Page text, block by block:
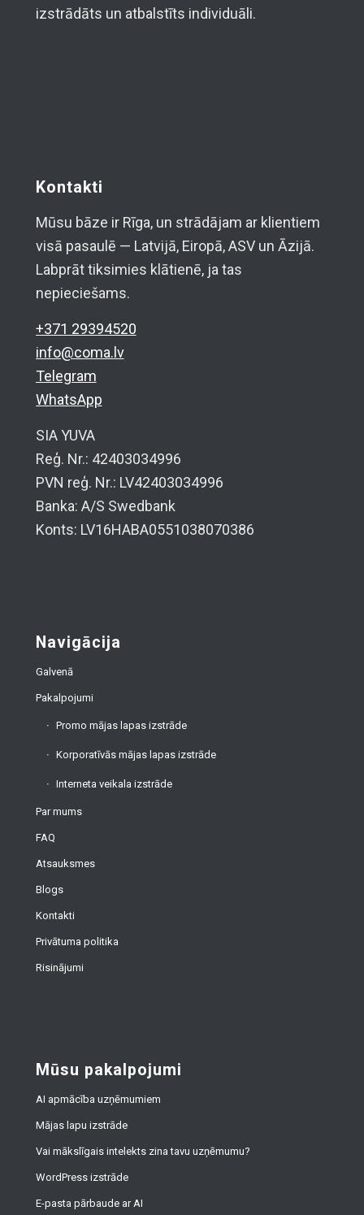
izstrādāts un atbalstīts individuāli.
Kontakti
Mūsu bāze ir Rīga, un strādājam ar klientiem
visā pasaulē — Latvijā, Eiropā, ASV un Āzijā.
Labprāt tiksimies klātienē, ja tas
nepieciešams.
+371 29394520
info@coma.lv
Telegram
WhatsApp
SIA YUVA
Reģ. Nr.: 42403034996
PVN reģ. Nr.: LV42403034996
Banka: A/S Swedbank
Konts: LV16HABA0551038070386
Navigācija
Galvenā
Pakalpojumi
Promo mājas lapas izstrāde
Korporatīvās mājas lapas izstrāde
Interneta veikala izstrāde
Par mums
FAQ
Atsauksmes
Blogs
Kontakti
Privātuma politika
Risinājumi
Mūsu pakalpojumi
AI apmācība uzņēmumiem
Mājas lapu izstrāde
Vai mākslīgais intelekts zina tavu uzņēmumu?
WordPress izstrāde
E-pasta pārbaude ar AI